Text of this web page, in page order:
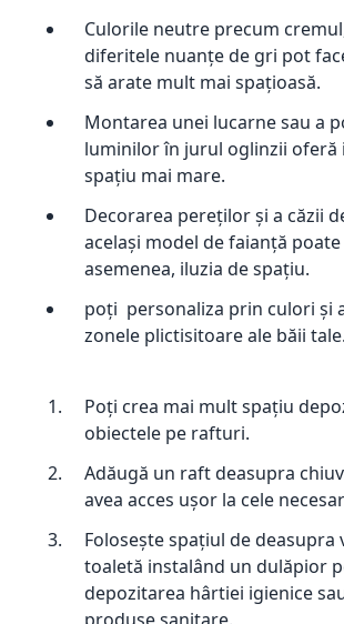
Culorile neutre precum
diferitele nuanțe de gri pot
să arate mult mai spațioasă.
Montarea unei lucarne sau a
luminilor în jurul oglinzii oferă
spațiu mai mare.
Decorarea pereților și a căzii
același model de faianță
asemenea, iluzia de spațiu.
poți personaliza prin culori și
zonele plictisitoare ale băii
Poți crea mai mult spațiu
obiectele pe rafturi.
Adăugă un raft deasupra
avea acces ușor la cele
Folosește spațiul de deasupra
toaletă instalând un dulăpior
depozitarea hârtiei igienice